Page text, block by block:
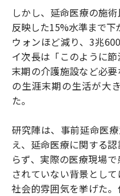
しかし、延命医療の施
反映した15%水準まで
ウォンほど減り、3兆
イ次長は「このように
末期の介護施設など必
の生涯末期の生活が大
た。
研究陣は、事前延命医
え、延命医療に関する
らず、実際の医療現場
されていない背景とし
社会的雰囲気を挙げた